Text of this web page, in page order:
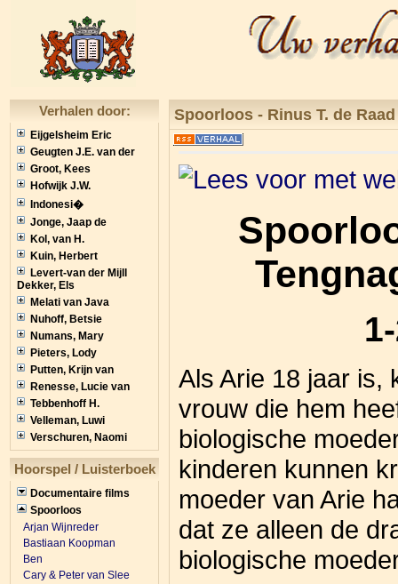
Verhalen door:
Eijgelsheim Eric
Geugten J.E. van der
Groot, Kees
Hofwijk J.W.
Indonesi�
Jonge, Jaap de
Kol, van H.
Kuin, Herbert
Levert-van der Mijll
Dekker, Els
Melati van Java
Nuhoff, Betsie
Numans, Mary
Pieters, Lody
Putten, Krijn van
Renesse, Lucie van
Tebbenhoff H.
Velleman, Luwi
Verschuren, Naomi
Hoorspel / Luisterboek
Documentaire films
Spoorloos
Arjan Wijnreder
Bastiaan Koopman
Ben
Cary & Peter van Slee
Spoorloos - Rinus T. de Raad
Als Arie 18 jaar is,
vrouw die hem
biologische
kinderen kunnen
moeder van Arie
dat ze alleen de
biologische